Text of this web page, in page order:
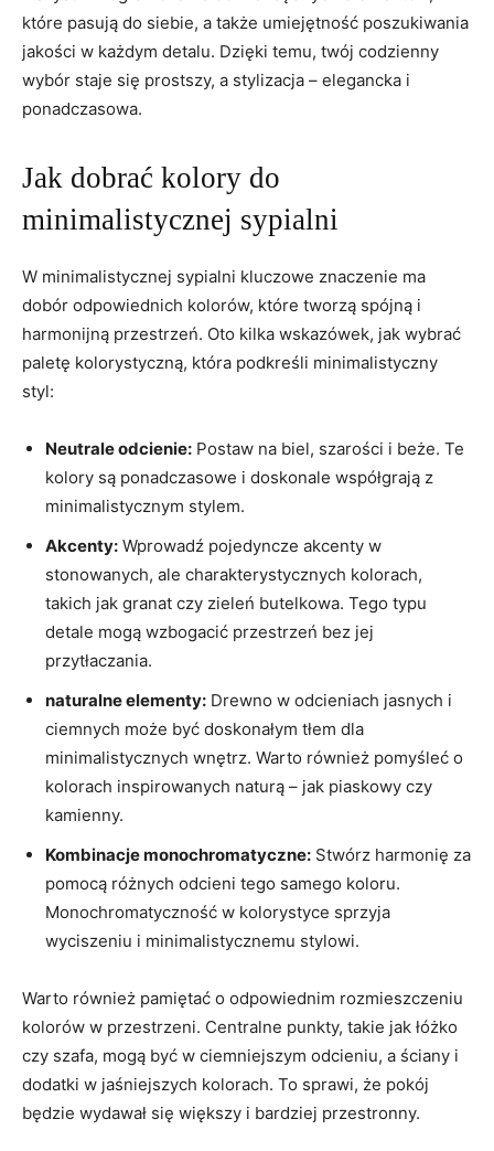
które pasują do siebie, a także umiejętność poszukiwania
jakości w każdym detalu. Dzięki temu, twój codzienny
wybór staje się prostszy, a stylizacja – elegancka i
ponadczasowa.
Jak dobrać kolory do
minimalistycznej sypialni
W minimalistycznej sypialni kluczowe znaczenie ma
dobór odpowiednich kolorów, które tworzą spójną i
harmonijną przestrzeń. Oto kilka wskazówek, jak wybrać
paletę kolorystyczną, która podkreśli minimalistyczny
styl:
Neutrale odcienie: Postaw na biel, szarości i beże. Te
kolory są ponadczasowe i doskonale współgrają z
minimalistycznym stylem.
Akcenty: Wprowadź pojedyncze akcenty w
stonowanych, ale charakterystycznych kolorach,
takich jak granat czy zieleń butelkowa. Tego typu
detale mogą wzbogacić przestrzeń bez jej
przytłaczania.
naturalne elementy: Drewno w odcieniach jasnych i
ciemnych może być doskonałym tłem dla
minimalistycznych wnętrz. Warto również pomyśleć o
kolorach inspirowanych naturą – jak piaskowy czy
kamienny.
Kombinacje monochromatyczne: Stwórz harmonię za
pomocą różnych odcieni tego samego koloru.
Monochromatyczność w kolorystyce sprzyja
wyciszeniu i minimalistycznemu stylowi.
Warto również pamiętać o odpowiednim rozmieszczeniu
kolorów w przestrzeni. Centralne punkty, takie jak łóżko
czy szafa, mogą być w ciemniejszym odcieniu, a ściany i
dodatki w jaśniejszych kolorach. To sprawi, że pokój
będzie wydawał się większy i bardziej przestronny.